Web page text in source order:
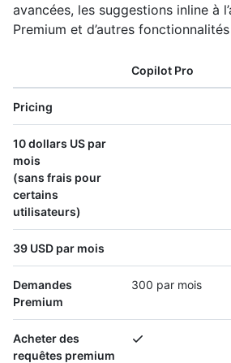
avancées, les suggestions inline à
Premium et d’autres
Copilot Pro
Pricing
10 dollars US par
mois
(sans frais pour
certains
utilisateurs)
39 USD par mois
Demandes
Premium
300 par mois
Acheter des
requêtes premium